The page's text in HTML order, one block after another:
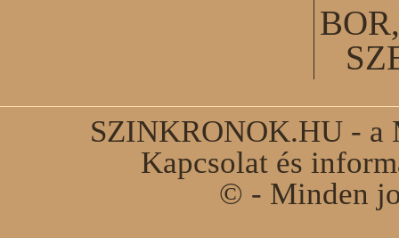
SZINKRONOK.HU - a
Kapcsolat és
© - Minden